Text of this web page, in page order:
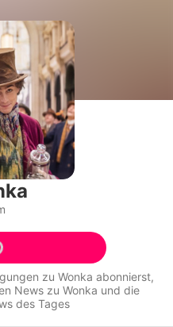
Liebe
Exklusiv
Promiflash
zu Wonka abonnierst,
News zu Wonka und die
des Tages